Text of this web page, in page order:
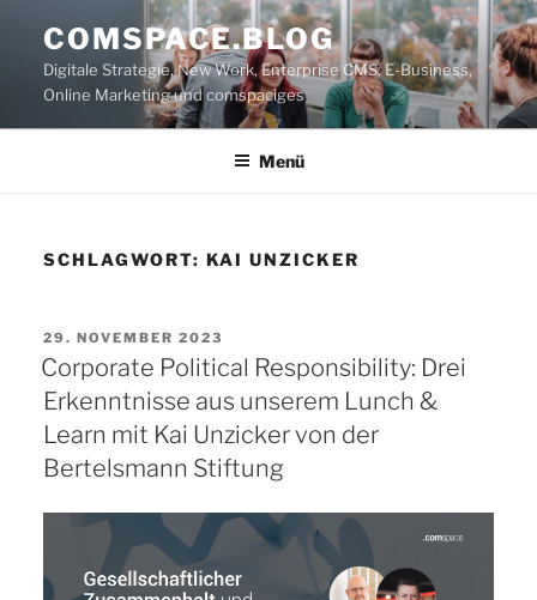
Inhalt
springen
COMSPACE.BLOG
Digitale Strategie, New Work, Enterprise CMS, E-Business,
Online Marketing und comspaciges
Menü
SCHLAGWORT: KAI UNZICKER
VERÖFFENTLICHT
AM
29. NOVEMBER 2023
Corporate Political Responsibility: Drei
Erkenntnisse aus unserem Lunch &
Learn mit Kai Unzicker von der
Bertelsmann Stiftung